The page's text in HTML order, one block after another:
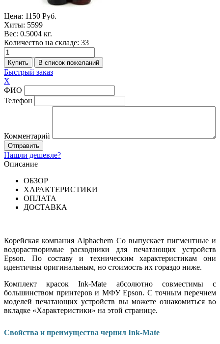
Цена: 1150 Руб.
Хиты: 5599
Вес: 0.5004 кг.
Количество на складе: 33
Быстрый заказ
X
ФИО
Телефон
Комментарий
Нашли дешевле?
Описание
ОБЗОР
ХАРАКТЕРИСТИКИ
ОПЛАТА
ДОСТАВКА
Корейская компания Alphachem Co выпускает пигментные и
водорастворимые расходники для печатающих устройств
Epson. По составу и техническим характеристикам они
идентичны оригинальным, но стоимость их гораздо ниже.
Комплект красок Ink-Mate абсолютно совместимы с
большинством принтеров и МФУ Epson. С точным перечнем
моделей печатающих устройств вы можете ознакомиться во
вкладке «Характеристики» на этой странице.
Свойства и преимущества чернил Ink-Mate